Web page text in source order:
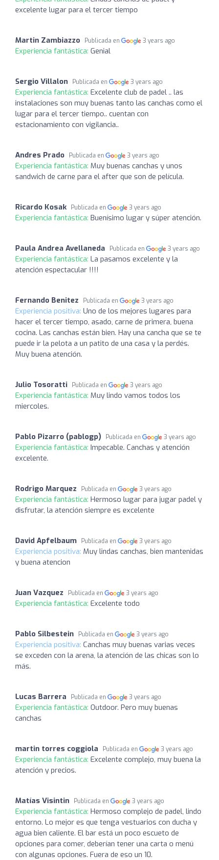
excelente lugar para el tercer tiempo
Martin Zambiazzo Publicada en 3 years ago
Experiencia fantástica: Genial
Sergio Villalon Publicada en 3 years ago
Experiencia fantástica: Excelente club de padel .. las
instalaciones son muy buenas tanto las canchas como el
lugar para el tercer tiempo.. cuentan con
estacionamiento con vigilancia..
Andres Prado Publicada en 3 years ago
Experiencia fantástica: Muy buenas canchas y unos
sandwich de carne para el after que son de película.
Ricardo Kosak Publicada en 3 years ago
Experiencia fantástica: Buenísimo lugar y súper atención.
Paula Andrea Avellaneda Publicada en 3 years ago
Experiencia fantástica: La pasamos excelente y la
atención espectacular !!!!
Fernando Benitez Publicada en 3 years ago
Experiencia positiva: Uno de los mejores lugares para
hacer el tercer tiempo, asado, carne de primera, buena
cocina. Las canchas están bien. Hay una cancha que se te
puede ir la pelota a un patito de una casa y la perdés.
Muy buena atención.
Julio Tosoratti Publicada en 3 years ago
Experiencia fantástica: Muy lindo vamos todos los
miercoles.
Pablo Pizarro (pablogp) Publicada en 3 years ago
Experiencia fantástica: Impecable. Canchas y atención
excelente.
Rodrigo Marquez Publicada en 3 years ago
Experiencia fantástica: Hermoso lugar para jugar padel y
disfrutar, la atención siempre es excelente
David Apfelbaum Publicada en 3 years ago
Experiencia positiva: Muy lindas canchas, bien mantenidas
y buena atencion
Juan Vazquez Publicada en 3 years ago
Experiencia fantástica: Excelente todo
Pablo Silbestein Publicada en 3 years ago
Experiencia positiva: Canchas muy buenas varias veces
se exceden con la arena, la atención de las chicas son lo
más.
Lucas Barrera Publicada en 3 years ago
Experiencia fantástica: Outdoor. Pero muy buenas
canchas
martin torres coggiola Publicada en 3 years ago
Experiencia fantástica: Excelente complejo, muy buena la
atención y precios.
Matías Visintin Publicada en 3 years ago
Experiencia fantástica: Hermoso complejo de padel, lindo
entorno. Lo mejor es que tenga vestuarios con ducha y
agua bien caliente. El bar está un poco escueto de
opciones para comer, deberían tener una carta o menú
con algunas opciones. Fuera de eso un 10.